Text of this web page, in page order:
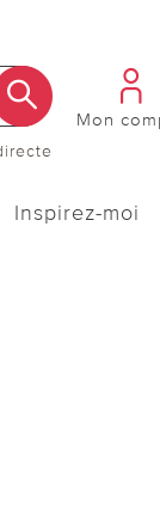
Mon
Inspirez-moi